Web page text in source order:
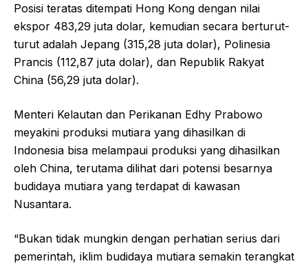
Posisi teratas ditempati Hong Kong dengan nilai
ekspor 483,29 juta dolar, kemudian secara berturut-
turut adalah Jepang (315,28 juta dolar), Polinesia
Prancis (112,87 juta dolar), dan Republik Rakyat
China (56,29 juta dolar).
Menteri Kelautan dan Perikanan Edhy Prabowo
meyakini produksi mutiara yang dihasilkan di
Indonesia bisa melampaui produksi yang dihasilkan
oleh China, terutama dilihat dari potensi besarnya
budidaya mutiara yang terdapat di kawasan
Nusantara.
“Bukan tidak mungkin dengan perhatian serius dari
pemerintah, iklim budidaya mutiara semakin terangkat